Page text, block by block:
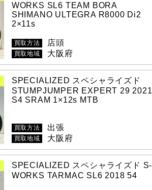
WORKS SL6 TEAM BORA
SHIMANO ULTEGRA R8000 Di2
2×11s
買取方法 店頭
買取地域 大阪府
SPECIALIZED スペシャライズド
STUMPJUMPER EXPERT 29 2021
S4 SRAM 1×12s MTB
買取方法 出張
買取地域 大阪府
SPECIALIZED スペシャライズド S-
WORKS TARMAC SL6 2018 54